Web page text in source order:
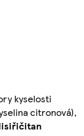
kyselosti
citronová),